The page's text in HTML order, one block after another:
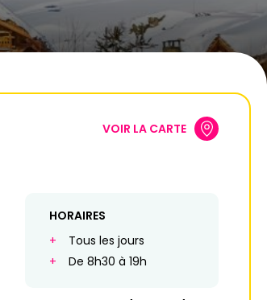
VOIR LA CARTE
HORAIRES
Tous les jours
De 8h30 à 19h